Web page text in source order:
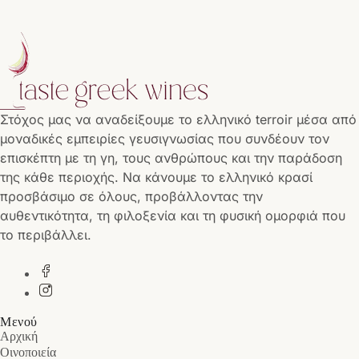
Στόχος μας να αναδείξουμε το ελληνικό terroir μέσα από
μοναδικές εμπειρίες γευσιγνωσίας που συνδέουν τον
επισκέπτη με τη γη, τους ανθρώπους και την παράδοση
της κάθε περιοχής. Να κάνουμε το ελληνικό κρασί
προσβάσιμο σε όλους, προβάλλοντας την
αυθεντικότητα, τη φιλοξενία και τη φυσική ομορφιά που
το περιβάλλει.
Μενού
Αρχική
Οινοποιεία